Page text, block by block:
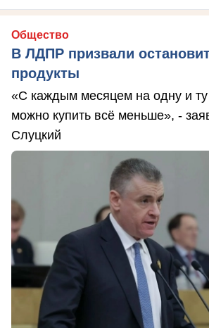
Общество
В ЛДПР призвали
продукты
«С каждым месяцем на одну и
можно купить всё меньше», -
Слуцкий